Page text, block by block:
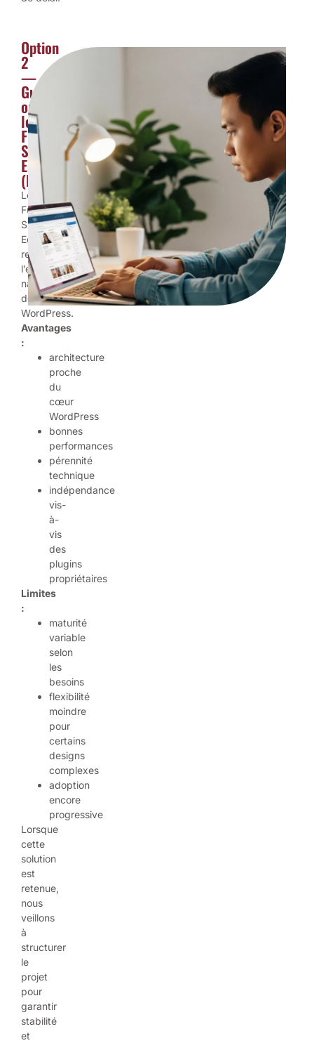
Option
2
—
Gutenberg
ou
le
Full
Site
Editing
(FSE)
Le
Full
Site
Editing
représente
l’évolution
native
de
WordPress.
Avantages
:
architecture
proche
du
cœur
WordPress
bonnes
performances
pérennité
technique
indépendance
vis-
à-
vis
des
plugins
propriétaires
Limites
:
maturité
variable
selon
les
besoins
flexibilité
moindre
pour
certains
designs
complexes
adoption
encore
progressive
Lorsque
cette
solution
est
retenue,
nous
veillons
à
structurer
le
projet
pour
garantir
stabilité
et